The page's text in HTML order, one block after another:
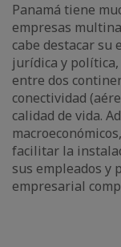
Panamá tiene
empresas
cabe destacar su
jurídica y
entre dos
conectividad
calidad de vida.
facilitar la
sus empleados y
empresarial